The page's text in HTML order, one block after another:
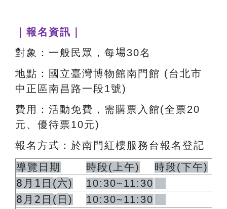
｜報名資訊｜
對象：一般民眾，每場30名
地點：國立臺灣博物館南門館 (台北市
中正區南昌路一段1號)
費用：活動免費，需購票入館(全票20
元、優待票10元)
報名方式：於南門紅樓服務台報名登記
導覽日期
時段( 上午) 時段(下午)
8月1日 (六) 10:30~11:30
8月2日 ( 日 ) 10:30~11:30